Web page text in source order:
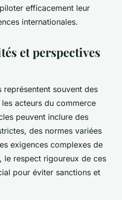
efficacement leur
internationales.
et perspectives
représentent souvent des
acteurs du commerce
peuvent inclure des
des normes variées
exigences complexes de
le respect rigoureux de ces
pour éviter sanctions et